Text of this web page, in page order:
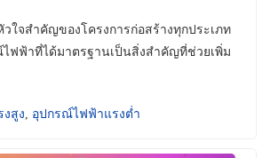
ใจสำคัญของโครงการก่อสร้างทุกประเภท
ไฟฟ้าที่ได้มาตรฐานเป็นสิ่งสำคัญที่ช่วยเพิ่ม
สูง อุปกรณ์ไฟฟ้าแรงต่ำ